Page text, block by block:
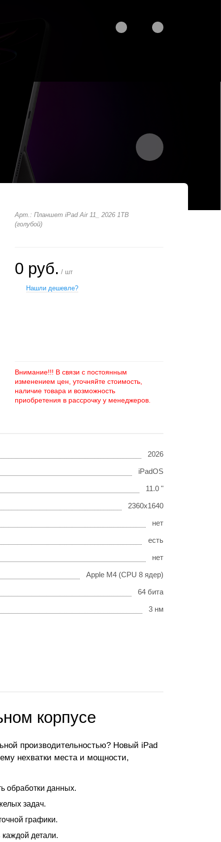
Арт.: Планшет iPad Air 11_ 2026 1TB
(голубой)
0 руб. / шт
Нашли дешевле?
Внимание!!! В связи с постоянным
изменением цен, уточняйте стоимость,
наличие товара и возможность
приобретения в рассрочку у менеджеров.
2026
iPadOS
11.0 "
2360x1640
нет
есть
нет
Apple M4 (CPU 8 ядер)
64 бита
3 нм
корпусе
производительностью? Новый iPad
нехватки места и мощности,
обработки данных.
задач.
графики.
детали.